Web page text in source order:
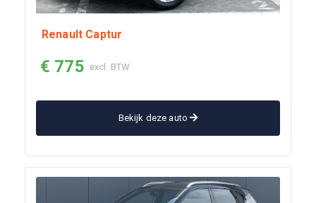
Renault Captur
€ 775 excl. BTW
Bekijk deze auto